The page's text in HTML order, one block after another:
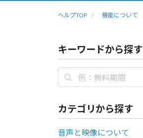
ヘルプTOP 機能について
キーワードから探す
カテゴリから探す
音声と映像について